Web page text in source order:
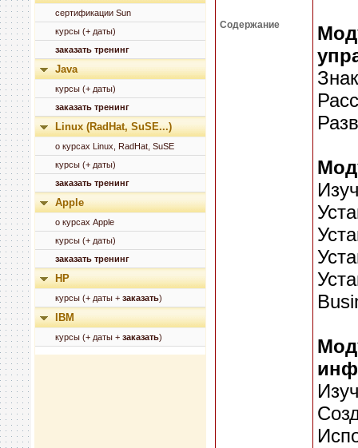
сертификации Sun
курсы (+ даты)
заказать тренинг
Java
курсы (+ даты)
заказать тренинг
Linux (RadHat, SuSE...)
о курсах Linux, RadHat, SuSE
курсы (+ даты)
заказать тренинг
Apple
о курсах Apple
курсы (+ даты)
заказать тренинг
HP
курсы (+ даты + заказать)
IBM
курсы (+ даты + заказать)
Содержание